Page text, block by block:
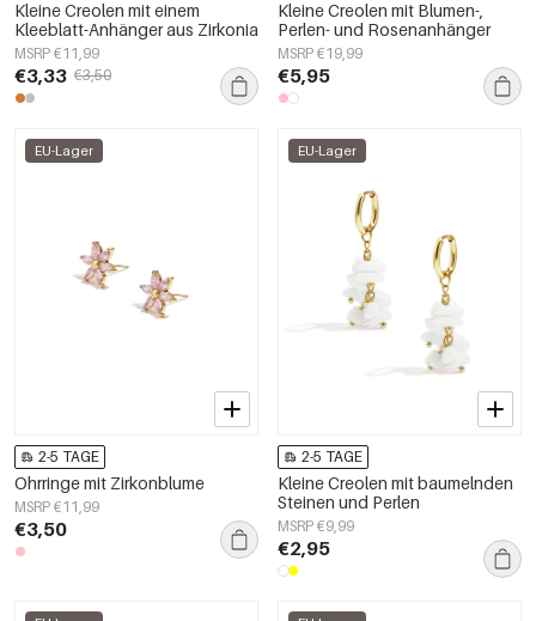
Kleine Creolen mit einem
Kleeblatt-Anhänger aus Zirkonia
MSRP €11,99
€3,33 €3,50
Kleine Creolen mit Blumen-,
Perlen- und Rosenanhänger
MSRP €19,99
€5,95
EU-Lager
2-5 TAGE
Ohrringe mit Zirkonblume
MSRP €11,99
€3,50
EU-Lager
2-5 TAGE
Kleine Creolen mit baumelnden
Steinen und Perlen
MSRP €9,99
€2,95